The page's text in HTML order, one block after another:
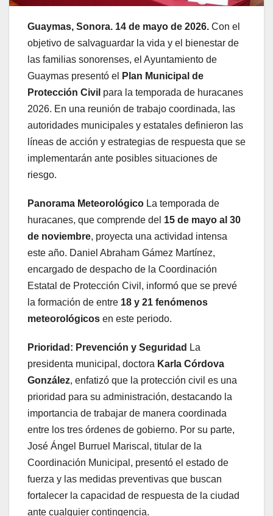
Guaymas, Sonora. 14 de mayo de 2026. Con el
objetivo de salvaguardar la vida y el bienestar de
las familias sonorenses, el Ayuntamiento de
Guaymas presentó el
Plan Municipal de
Protección Civil para la temporada de huracanes
2026. En una reunión de trabajo coordinada, las
autoridades municipales y estatales definieron las
líneas de acción y estrategias de respuesta que se
implementarán ante posibles situaciones de
riesgo.
Panorama Meteorológico La temporada de
huracanes, que comprende del 15 de mayo al 30
de noviembre, proyecta una actividad intensa
este año. Daniel Abraham Gámez Martínez,
encargado de despacho de la Coordinación
Estatal de Protección Civil, informó que se prevé
la formación de entre 18 y 21 fenómenos
meteorológicos en este periodo.
Prioridad: Prevención y Seguridad La
presidenta municipal, doctora Karla Córdova
González, enfatizó que la protección civil es una
prioridad para su administración, destacando la
importancia de trabajar de manera coordinada
entre los tres órdenes de gobierno. Por su parte,
José Ángel Burruel Mariscal, titular de la
Coordinación Municipal, presentó el estado de
fuerza y las medidas preventivas que buscan
fortalecer la capacidad de respuesta de la ciudad
ante cualquier contingencia.